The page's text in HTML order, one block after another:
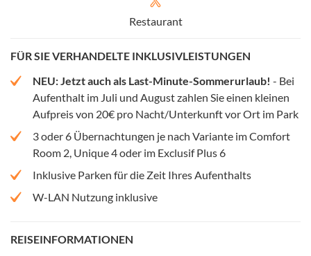
Restaurant
FÜR SIE VERHANDELTE INKLUSIVLEISTUNGEN
NEU: Jetzt auch als Last-Minute-Sommerurlaub! - Bei
Aufenthalt im Juli und August zahlen Sie einen kleinen
Aufpreis von 20€ pro Nacht/Unterkunft vor Ort im Park
3 oder 6 Übernachtungen je nach Variante im Comfort
Room 2, Unique 4 oder im Exclusif Plus 6
Inklusive Parken für die Zeit Ihres Aufenthalts
W-LAN Nutzung inklusive
REISEINFORMATIONEN